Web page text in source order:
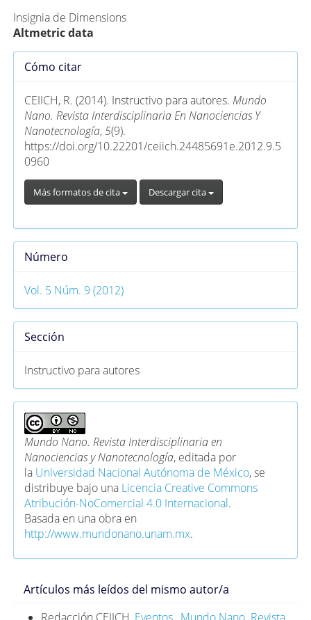
Insignia de Dimensions
Altmetric data
Detalles
artículo
Cómo citar
CEIICH, R. (2014). Instructivo para autores. Mundo
Nano. Revista Interdisciplinaria En Nanociencias Y
Nanotecnología,5(9).
https://doi.org/10.22201/ceiich.24485691e.2012.9.5
0960
Más formatos de cita Descargar cita
Número
Vol. 5 Núm. 9 (2012)
Sección
Instructivo para autores
Mundo Nano. Revista Interdisciplinaria en
Nanociencias y Nanotecnología, editada por
la Universidad Nacional Autónoma de México, se
distribuye bajo una Licencia Creative Commons
Atribución-NoComercial 4.0 Internacional.
Basada en una obra en
http://www.mundonano.unam.mx.
Artículos más leídos del mismo autor/a